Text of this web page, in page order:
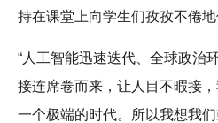
持在课堂上向学生们孜孜不倦地
“人工智能迅速迭代、全球政治
接连席卷而来，让人目不暇接
一个极端的时代。所以我想我